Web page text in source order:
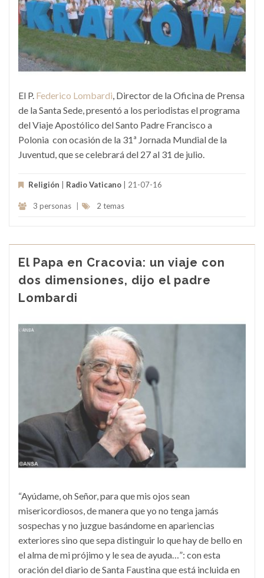
El P. Federico Lombardi, Director de la Oficina de Prensa
de la Santa Sede, presentó a los periodistas el programa
del Viaje Apostólico del Santo Padre Francisco a
Polonia con ocasión de la 31ª Jornada Mundial de la
Juventud, que se celebrará del 27 al 31 de julio.
Religión Radio Vaticano | 21-07-16
3 personas 2 temas
El Papa en Cracovia: un viaje con
dos dimensiones, dijo el padre
Lombardi
“Ayúdame, oh Señor, para que mis ojos sean
misericordiosos, de manera que yo no tenga jamás
sospechas y no juzgue basándome en apariencias
exteriores sino que sepa distinguir lo que hay de bello en
el alma de mi prójimo y le sea de ayuda…”: con esta
oración del diario de Santa Faustina que está incluida en